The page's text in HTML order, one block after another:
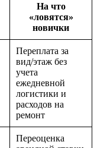
На что
«ловятся»
новички
Переплата за
вид/этаж без
учета
ежедневной
логистики и
расходов на
ремонт
Переоценка